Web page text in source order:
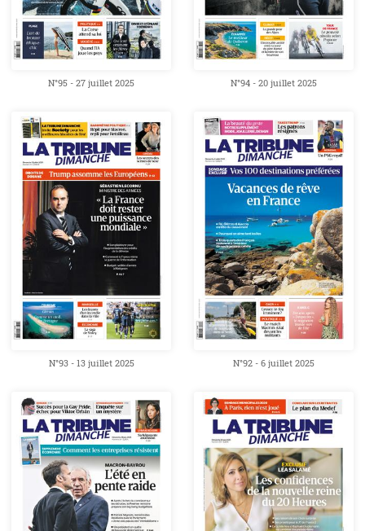
N°95 - 27 juillet 2025 N°94 - 20 juillet 2025
N°93 - 13 juillet 2025 N°92 - 6 juillet 2025